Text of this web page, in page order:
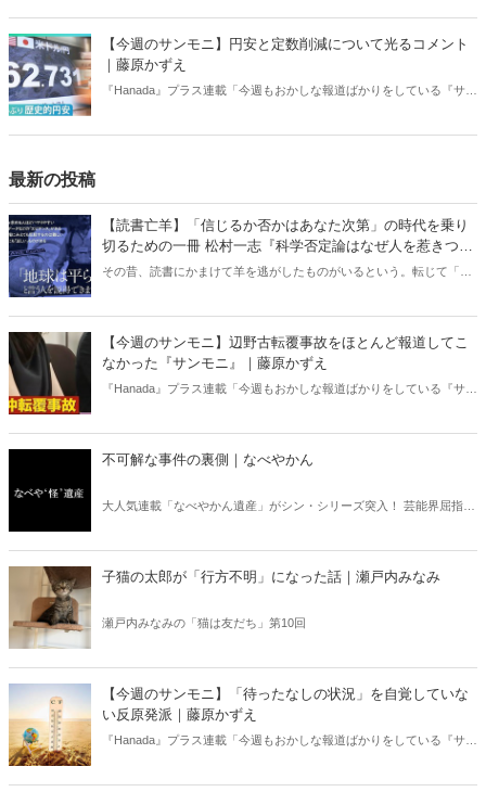
【今週のサンモニ】円安と定数削減について光るコメント
｜藤原かずえ
『Hanada』プラス連載「今週もおかしな報道ばかりをしている『サン
最新の投稿
【読書亡羊】「信じるか否かはあなた次第」の時代を乗り
切るための一冊 松村一志『科学否定論はなぜ人を惹きつけ
るのか』（ちくま新書）｜梶原麻衣子
その昔、読書にかまけて羊を逃がしたものがいるという。転じて「読
ある。元月刊『Hanada』編集部員のライター・梶原がお送りする時事
書評！
【今週のサンモニ】辺野古転覆事故をほとんど報道してこ
なかった『サンモニ』｜藤原かずえ
『Hanada』プラス連載「今週もおかしな報道ばかりをしている『サン
不可解な事件の裏側｜なべやかん
大人気連載「なべやかん遺産」がシン・シリーズ突入！ 芸能界屈指の
信じるか信じないかは、あなた次第！ 芸能ニュース
子猫の太郎が「行方不明」になった話｜瀬戸内みなみ
瀬戸内みなみの「猫は友だち」第10回
【今週のサンモニ】「待ったなしの状況」を自覚していな
い反原発派｜藤原かずえ
『Hanada』プラス連載「今週もおかしな報道ばかりをしている『サン